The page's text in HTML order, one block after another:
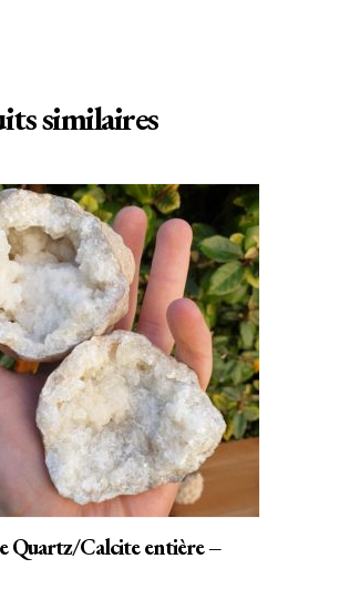
similaires
AJOUTER AU PANIER
Quartz/Calcite entière –